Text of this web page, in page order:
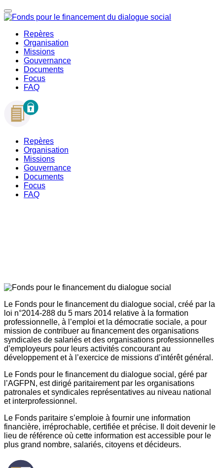
Repères
Organisation
Missions
Gouvernance
Documents
Focus
FAQ
Repères
Organisation
Missions
Gouvernance
Documents
Focus
FAQ
Le Fonds pour le financement du dialogue social, créé par la
loi n°2014-288 du 5 mars 2014 relative à la formation
professionnelle, à l’emploi et la démocratie sociale, a pour
mission de contribuer au financement des organisations
syndicales de salariés et des organisations professionnelles
d’employeurs pour leurs activités concourant au
développement et à l’exercice de missions d’intérêt général.
Le Fonds pour le financement du dialogue social, géré par
l’AGFPN, est dirigé paritairement par les organisations
patronales et syndicales représentatives au niveau national
et interprofessionnel.
Le Fonds paritaire s’emploie à fournir une information
financière, irréprochable, certifiée et précise. Il doit devenir le
lieu de référence où cette information est accessible pour le
plus grand nombre, salariés, citoyens et décideurs.